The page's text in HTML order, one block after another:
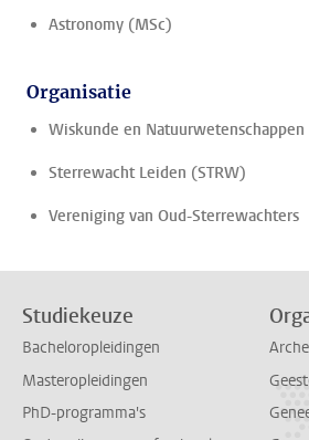
Astronomy (MSc)
Organisatie
Wiskunde en Natuurwetenschappen
Sterrewacht Leiden (STRW)
Vereniging van Oud-Sterrewachters
Studiekeuze
Bacheloropleidingen
Masteropleidingen
PhD-programma's